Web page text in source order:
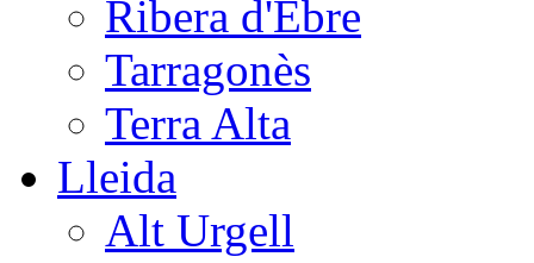
Ribera d'Ebre
Tarragonès
Terra Alta
Lleida
Alt Urgell